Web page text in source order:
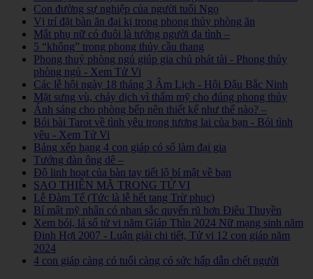
Con đường sự nghiệp của người tuổi Ngọ
Vị trí đặt bàn ăn đại kị trong phong thủy phòng ăn
Mắt phụ nữ có đuôi là tướng người đa tình –
5 “không” trong phong thủy cầu thang
Phong thuỷ phòng ngủ giúp gia chủ phát tài - Phong thủy
phòng ngủ - Xem Tử Vi
Các lễ hội ngày 18 tháng 3 Âm Lịch - Hội Đậu Bắc Ninh
Mặt sưng vù, chảy dịch vì thẩm mỹ cho đúng phong thủy
Ánh sáng cho phòng bếp nên thiết kế như thế nào? –
Bói bài Tarot về tình yêu trong tương lai của bạn - Bói tình
yêu - Xem Tử Vi
Bảng xếp hạng 4 con giáp có số làm đại gia
Tướng đàn ông dê –
Độ linh hoạt của bàn tay tiết lộ bí mật về bạn
SAO THIÊN MÃ TRONG TỬ VI
Lễ Đàm Tế (Tức là lễ hết tang Trừ phục)
Bí mật mỹ nhân có nhan sắc quyến rũ hơn Điêu Thuyền
Xem bói, lá số tử vi năm Giáp Thìn 2024 Nữ mạng sinh năm
Đinh Hợi 2007 - Luận giải chi tiết, Tử vi 12 con giáp năm
2024
4 con giáp càng có tuổi càng có sức hấp dẫn chết người